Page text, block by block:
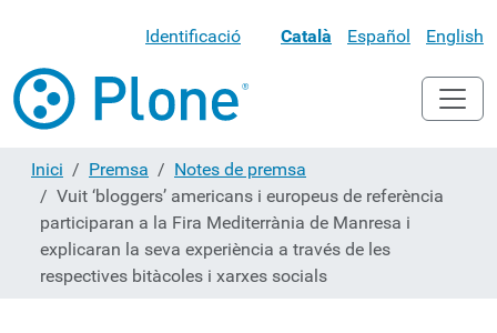
Identificació Català Español English
Inici Premsa
Notes de premsa
Vuit ‘bloggers’ americans i europeus de referència
participaran a la Fira Mediterrània de Manresa i
explicaran la seva experiència a través de les
respectives bitàcoles i xarxes socials